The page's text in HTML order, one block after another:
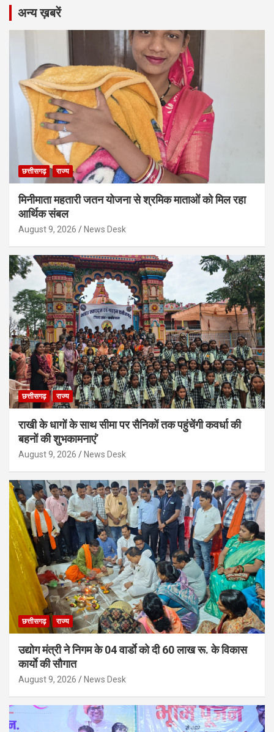
अन्य ख़बरें
छत्तीसगढ़ राज्य
मिनीमाता महतारी जतन योजना से श्रमिक माताओं को मिल रहा
आर्थिक संबल
August 9, 2026 News Desk
छत्तीसगढ़ राज्य
राखी के धागों के साथ सीमा पर सैनिकों तक पहुंचेंगी कवर्धा की
बहनों की शुभकामनाएं’
August 9, 2026 News Desk
छत्तीसगढ़ राज्य
उद्योग मंत्री ने निगम के 04 वार्डाे को दी 60 लाख रू. के विकास
कार्याे की सौगात
August 9, 2026 News Desk